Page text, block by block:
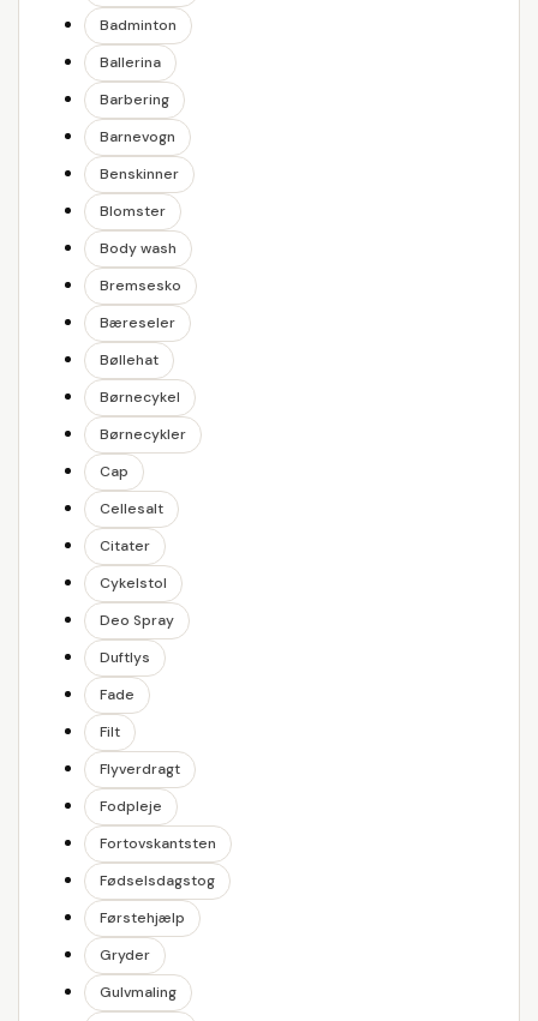
Badminton
Ballerina
Barbering
Barnevogn
Benskinner
Blomster
Body wash
Bremsesko
Bæreseler
Bøllehat
Børnecykel
Børnecykler
Cap
Cellesalt
Citater
Cykelstol
Deo Spray
Duftlys
Fade
Filt
Flyverdragt
Fodpleje
Fortovskantsten
Fødselsdagstog
Førstehjælp
Gryder
Gulvmaling